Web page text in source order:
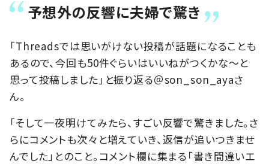
予想外の反響に夫婦で驚き
「Threadsでは思いがけない投稿が話題になることも
あるので、今回も50件ぐらいはいいねがつくかな～と
思って投稿しました」と振り返る＠son_son_ayaさ
ん。
「そして一夜明けてみたら、すごい反響で驚きました。さ
らにコメントも次々と増えていき、返信が追いつきませ
んでした」とのこと。コメント欄に集まる「書き間違いエ